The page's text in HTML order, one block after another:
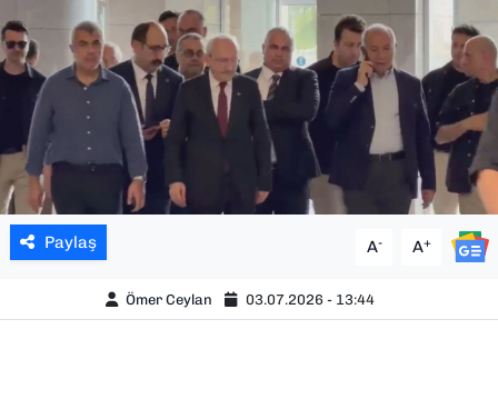
Paylaş A- A+
Ömer Ceylan 03.07.2026 - 13:44